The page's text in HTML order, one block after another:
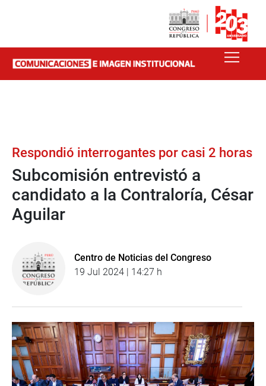
Respondió interrogantes por casi 2 horas
Subcomisión entrevistó a
candidato a la Contraloría, César
Aguilar
Centro de Noticias del Congreso
19 Jul 2024 | 14:27 h